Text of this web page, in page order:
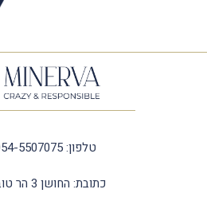
טלפון: 054-5507075
כתובת: החושן 3 הר טוב ב